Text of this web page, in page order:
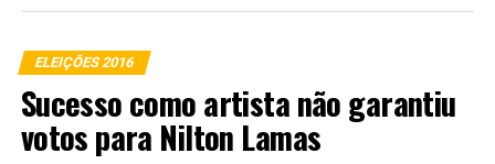
ELEIÇÕES 2016
Sucesso como artista não garantiu
votos para Nilton Lamas